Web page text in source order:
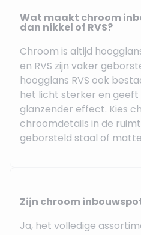
Wat maakt chroom
dan nikkel of RVS?
Chroom is altijd
en RVS zijn vaker
hoogglans RVS ook
het licht sterker en geeft
glanzender effect. Kies
chroomdetails in de
geborsteld staal of
Zijn chroom
Ja, het volledige